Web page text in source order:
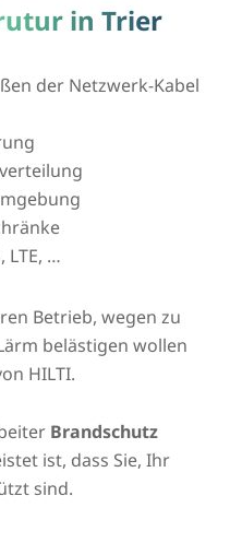
in Trier
der Netzwerk-Kabel
LTE, …
Betrieb, wegen zu
belästigen wollen
HILTI.
Brandschutz
ist, dass Sie, Ihr
sind.